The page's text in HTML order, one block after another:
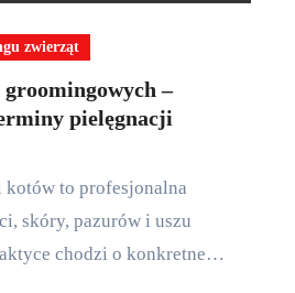
zwierząt
groomingowych –
pielęgnacji
skóry, pazurów i uszu
chodzi o konkretne…